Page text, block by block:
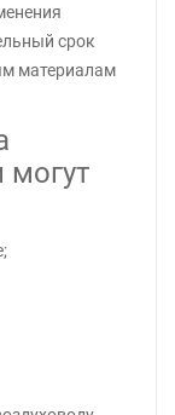
срок
материалам
могут